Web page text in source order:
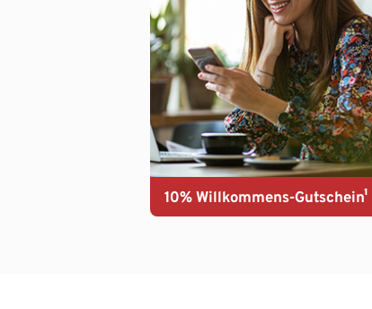
10% Willkommens-Gutschein¹